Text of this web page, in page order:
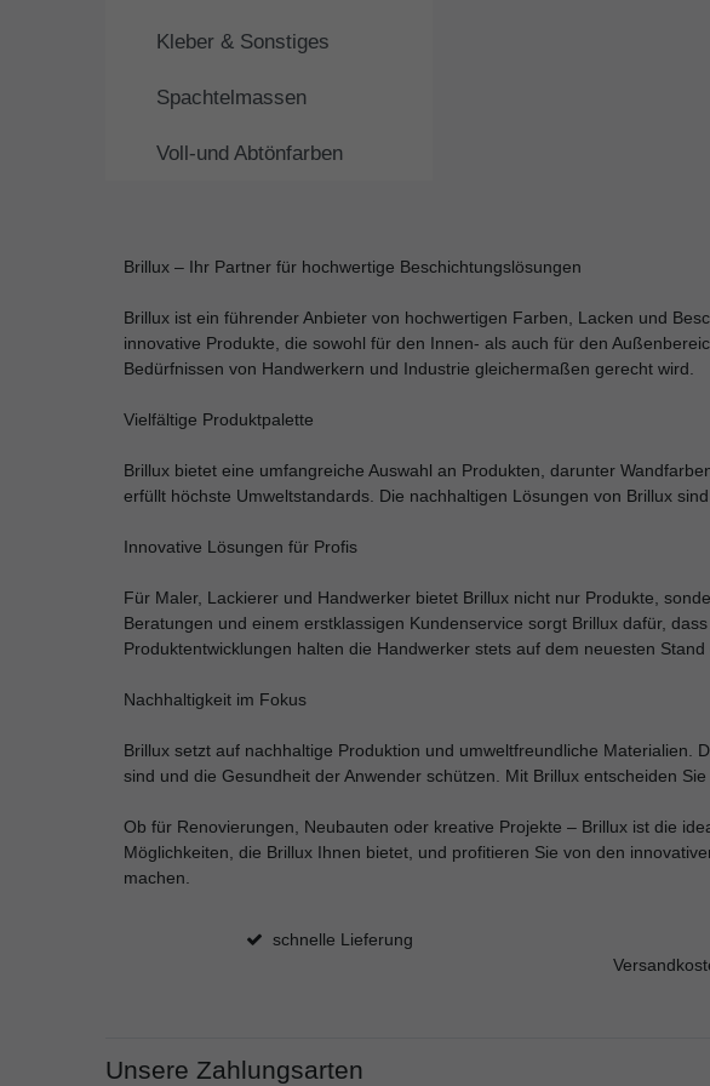
Kleber & Sonstiges
Spachtelmassen
Voll-und Abtönfarben
Brillux – Ihr Partner für hochwertige Beschichtungslösungen
Brillux ist ein führender Anbieter von hochwertigen Farben, Lacken und
innovative Produkte, die sowohl für den Innen- als auch für den
Bedürfnissen von Handwerkern und Industrie gleichermaßen gerecht wird.
Vielfältige Produktpalette
Brillux bietet eine umfangreiche Auswahl an Produkten, darunter
erfüllt höchste Umweltstandards. Die nachhaltigen Lösungen von Brillux
Innovative Lösungen für Profis
Für Maler, Lackierer und Handwerker bietet Brillux nicht nur Produkte,
Beratungen und einem erstklassigen Kundenservice sorgt Brillux dafür,
Produktentwicklungen halten die Handwerker stets auf dem neuesten Stand
Nachhaltigkeit im Fokus
Brillux setzt auf nachhaltige Produktion und umweltfreundliche
sind und die Gesundheit der Anwender schützen. Mit Brillux entscheiden
Ob für Renovierungen, Neubauten oder kreative Projekte – Brillux ist die
Möglichkeiten, die Brillux Ihnen bietet, und profitieren Sie von den
machen.
schnelle Lieferung
Unsere Zahlungsarten